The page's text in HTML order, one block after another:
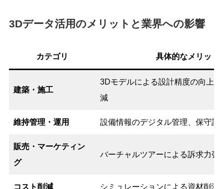
3Dデータ活用のメリットと業界への影響
カテゴリ 具体的なメリット
建築・施工
3Dモデルによる設計精度の向上
減
維持管理・運用 設備情報のデジタル管理、保守計
販売・マーケティン
グ
バーチャルツアーによる訴求力強
コスト削減 シミュレーションによる資材削減